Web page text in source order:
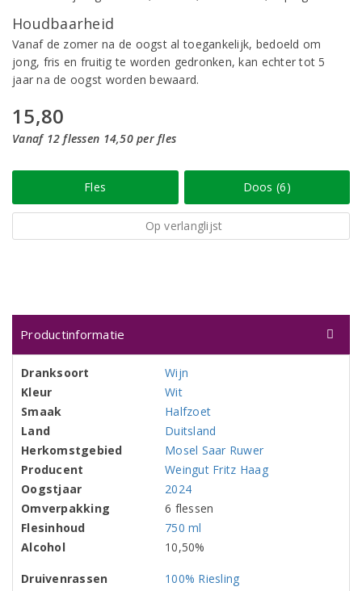
Houdbaarheid
Vanaf de zomer na de oogst al toegankelijk, bedoeld om
jong, fris en fruitig te worden gedronken, kan echter tot 5
jaar na de oogst worden bewaard.
15,80
Vanaf 12 flessen 14,50 per fles
Fles Doos (6)
Op verlanglijst
Productinformatie
Dranksoort
Wijn
Kleur
Wit
Smaak
Halfzoet
Land
Duitsland
Herkomstgebied
Mosel Saar Ruwer
Producent
Weingut Fritz Haag
Oogstjaar
2024
Omverpakking
6 flessen
Flesinhoud
750 ml
Alcohol
10,50%
Druivenrassen
100% Riesling